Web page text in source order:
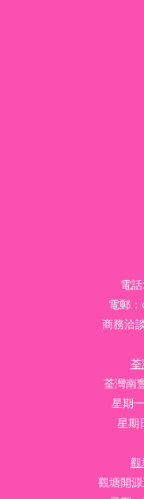
電
電郵
商務洽
荃
荃灣南
星期
星期
觀
觀塘開